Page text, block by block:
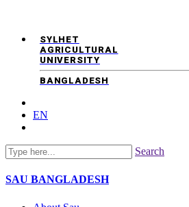
SYLHET
AGRICULTURAL
UNIVERSITY
BANGLADESH
EN
Search
SAU BANGLADESH